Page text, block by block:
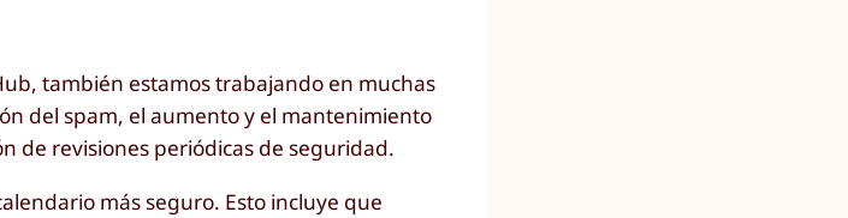
también estamos trabajando en muchas
del spam, el aumento y el mantenimiento
de revisiones periódicas de seguridad.
más seguro. Esto incluye que